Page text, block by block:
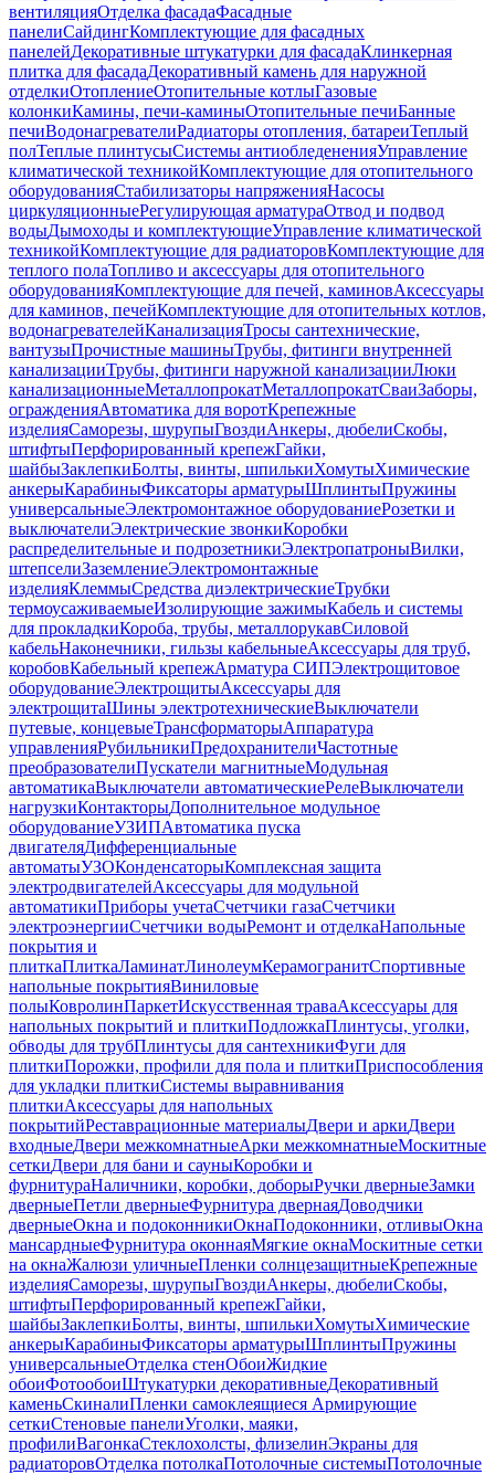
вентиляцияОтделка фасадаФасадные
панелиСайдингКомплектующие для фасадных
панелейДекоративные штукатурки для фасадаКлинкерная
плитка для фасадаДекоративный камень для наружной
отделкиОтоплениеОтопительные котлыГазовые
колонкиКамины, печи-каминыОтопительные печиБанные
печиВодонагревателиРадиаторы отопления, батареиТеплый
полТеплые плинтусыСистемы антиобледененияУправление
климатической техникойКомплектующие для отопительного
оборудованияСтабилизаторы напряженияНасосы
циркуляционныеРегулирующая арматураОтвод и подвод
водыДымоходы и комплектующиеУправление климатической
техникойКомплектующие для радиаторовКомплектующие для
теплого полаТопливо и аксессуары для отопительного
оборудованияКомплектующие для печей, каминовАксессуары
для каминов, печейКомплектующие для отопительных котлов,
водонагревателейКанализацияТросы сантехнические,
вантузыПрочистные машиныТрубы, фитинги внутренней
канализацииТрубы, фитинги наружной канализацииЛюки
канализационныеМеталлопрокатМеталлопрокатСваиЗаборы,
огражденияАвтоматика для воротКрепежные
изделияСаморезы, шурупыГвоздиАнкеры, дюбелиСкобы,
штифтыПерфорированный крепежГайки,
шайбыЗаклепкиБолты, винты, шпилькиХомутыХимические
анкерыКарабиныФиксаторы арматурыШплинтыПружины
универсальныеЭлектромонтажное оборудованиеРозетки и
выключателиЭлектрические звонкиКоробки
распределительные и подрозетникиЭлектропатроныВилки,
штепселиЗаземлениеЭлектромонтажные
изделияКлеммыСредства диэлектрическиеТрубки
термоусаживаемыеИзолирующие зажимыКабель и системы
для прокладкиКороба, трубы, металлорукавСиловой
кабельНаконечники, гильзы кабельныеАксессуары для труб,
коробовКабельный крепежАрматура СИПЭлектрощитовое
оборудованиеЭлектрощитыАксессуары для
электрощитаШины электротехническиеВыключатели
путевые, концевыеТрансформаторыАппаратура
управленияРубильникиПредохранителиЧастотные
преобразователиПускатели магнитныеМодульная
автоматикаВыключатели автоматическиеРелеВыключатели
нагрузкиКонтакторыДополнительное модульное
оборудованиеУЗИПАвтоматика пуска
двигателяДифференциальные
автоматыУЗОКонденсаторыКомплексная защита
электродвигателейАксессуары для модульной
автоматикиПриборы учетаСчетчики газаСчетчики
электроэнергииСчетчики водыРемонт и отделкаНапольные
покрытия и
плиткаПлиткаЛаминатЛинолеумКерамогранитСпортивные
напольные покрытияВиниловые
полыКовролинПаркетИскусственная траваАксессуары для
напольных покрытий и плиткиПодложкаПлинтусы, уголки,
обводы для трубПлинтусы для сантехникиФуги для
плиткиПорожки, профили для пола и плиткиПриспособления
для укладки плиткиСистемы выравнивания
плиткиАксессуары для напольных
покрытийРеставрационные материалыДвери и аркиДвери
входныеДвери межкомнатныеАрки межкомнатныеМоскитные
сеткиДвери для бани и сауныКоробки и
фурнитураНаличники, коробки, доборыРучки дверныеЗамки
дверныеПетли дверныеФурнитура двернаяДоводчики
дверныеОкна и подоконникиОкнаПодоконники, отливыОкна
мансардныеФурнитура оконнаяМягкие окнаМоскитные сетки
на окнаЖалюзи уличныеПленки солнцезащитныеКрепежные
изделияСаморезы, шурупыГвоздиАнкеры, дюбелиСкобы,
штифтыПерфорированный крепежГайки,
шайбыЗаклепкиБолты, винты, шпилькиХомутыХимические
анкерыКарабиныФиксаторы арматурыШплинтыПружины
универсальныеОтделка стенОбоиЖидкие
обоиФотообоиШтукатурки декоративныеДекоративный
каменьСкиналиПленки самоклеящиеся Армирующие
сеткиСтеновые панелиУголки, маяки,
профилиВагонкаСтеклохолсты, флизелинЭкраны для
радиаторовОтделка потолкаПотолочные системыПотолочные